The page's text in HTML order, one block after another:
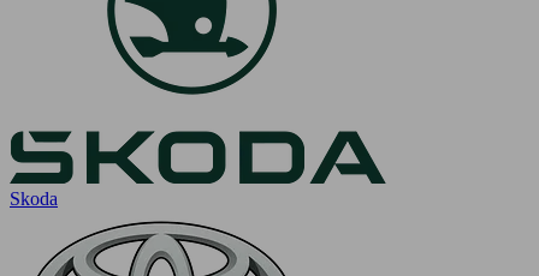
Skoda